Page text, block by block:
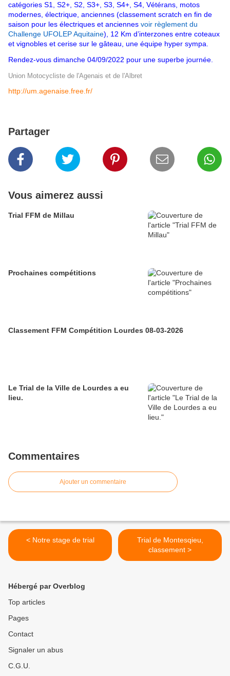
catégories S1, S2+, S2, S3+, S3, S4+, S4, Vétérans, motos
modernes, électrique, anciennes (classement scratch en fin de
saison pour les électriques et anciennes voir règlement du
Challenge UFOLEP Aquitaine), 12 Km d’interzones entre coteaux
et vignobles et cerise sur le gâteau, une équipe hyper sympa.
Rendez-vous dimanche 04/09/2022 pour une superbe journée.
Union Motocycliste de l'Agenais et de l'Albret
http://um.agenaise.free.fr/
Partager
Vous aimerez aussi
Trial FFM de Millau
Prochaines compétitions
Classement FFM Compétition Lourdes 08-03-2026
Le Trial de la Ville de Lourdes a eu
lieu.
Commentaires
Ajouter un commentaire
< Notre stage de trial
Trial de Montesqieu,
classement >
Hébergé par Overblog
Top articles
Pages
Contact
Signaler un abus
C.G.U.